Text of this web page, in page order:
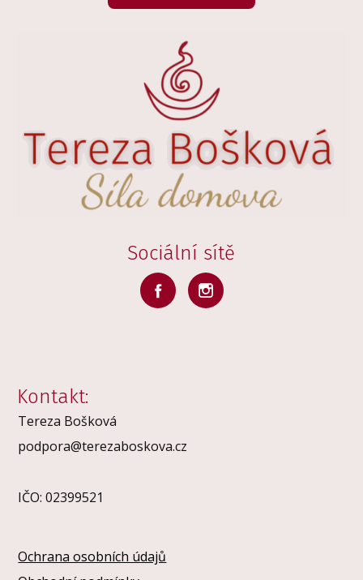
Sociální sítě
Kontakt:
Tereza Bošková
podpora@terezaboskova.cz
IČO: 02399521
Ochrana osobních údajů